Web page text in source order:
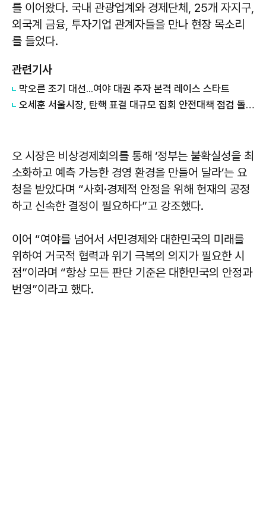
를 이어왔다. 국내 관광업계와 경제단체, 25개 자지구,
외국계 금융, 투자기업 관계자들을 만나 현장 목소리
를 들었다.
관련기사
막오른 조기 대선...여야 대권 주자 본격 레이스 스타트
오세훈 서울시장, 탄핵 표결 대규모 집회 안전대책 점검 돌입
오 시장은 비상경제회의를 통해 ‘정부는 불확실성을 최
소화하고 예측 가능한 경영 환경을 만들어 달라’는 요
청을 받았다며 “사회·경제적 안정을 위해 헌재의 공정
하고 신속한 결정이 필요하다”고 강조했다.
이어 “여야를 넘어서 서민경제와 대한민국의 미래를
위하여 거국적 협력과 위기 극복의 의지가 필요한 시
점”이라며 “항상 모든 판단 기준은 대한민국의 안정과
번영”이라고 했다.